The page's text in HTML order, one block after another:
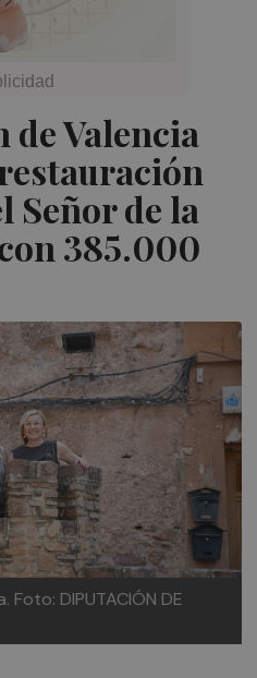
Valencia
Señor de la
385.000
Foto: DIPUTACIÓN DE